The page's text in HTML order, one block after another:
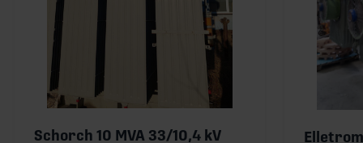
Schorch 10 MVA 33/10,4 kV